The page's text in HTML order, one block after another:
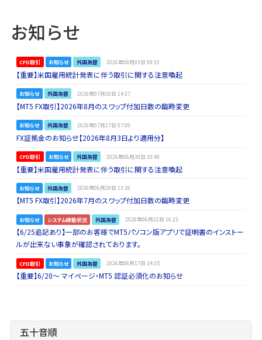
お知らせ
CFD取引 お知らせ 外国為替 2026年08月03日 09:33
【重要】米国雇用統計発表に伴う取引に関する注意喚起
お知らせ 外国為替 2026年07月30日 14:37
【MT5 FX取引】2026年8月のスワップ付加日数の臨時変更
お知らせ 外国為替 2026年07月27日 07:00
FX証拠金のお知らせ【2026年8月3日より適用分】
CFD取引 お知らせ 外国為替 2026年06月30日 10:40
【重要】米国雇用統計発表に伴う取引に関する注意喚起
お知らせ 外国為替 2026年06月29日 13:26
【MT5 FX取引】2026年7月のスワップ付加日数の臨時変更
お知らせ システム稼動状況 外国為替 2026年06月22日 16:23
【6/25追記あり】一部のお客様でMT5パソコン版アプリで証明書のインストー
ルが出来ない事象が確認されております。
CFD取引 お知らせ 外国為替 2026年06月17日 14:35
【重要】6/20～ マイページ・MT5 認証必須化のお知らせ
五十音順